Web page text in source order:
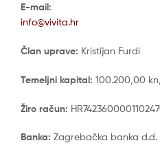
E-mail:
info@vivita.hr
Član uprave: Kristijan Furdi
Temeljni kapital: 100.200,00
Žiro račun:
Banka: Zagrebačka banka d.d.